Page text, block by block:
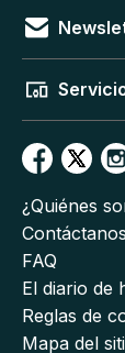
¿Quiénes
Contáctanos
FAQ
El diario de
Reglas de
Mapa del